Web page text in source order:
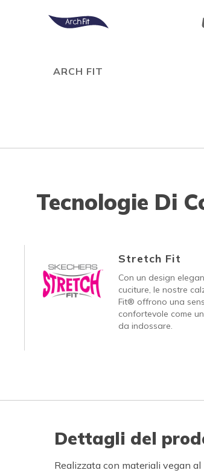
ARCH FIT
Tecnologie Di
Stretch Fit
Con un design
cuciture, le nostre
Fit® offrono una
confortevole come
da indossare.
Dettagli del
Realizzata con materiali vegan